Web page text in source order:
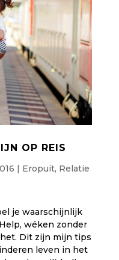
OP REIS
| Eropuit, Relatie
je waarschijnlijk
wéken zonder
Dit zijn mijn tips
leven in het